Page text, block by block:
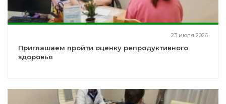
23 июля 2026
Приглашаем пройти оценку репродуктивного
здоровья